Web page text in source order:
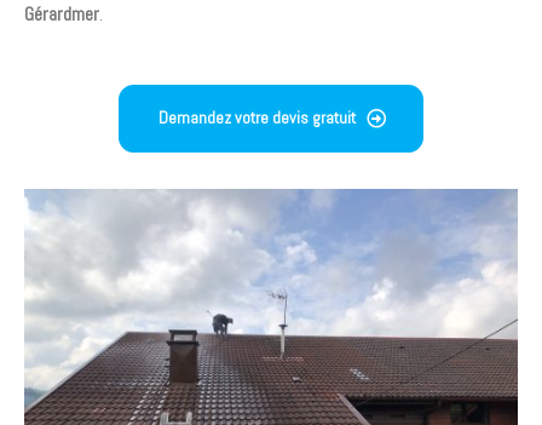
Gérardmer.
Demandez votre devis gratuit